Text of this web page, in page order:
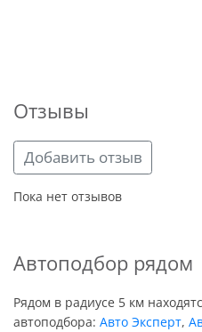
Отзывы
Добавить отзыв
Пока нет отзывов
Автоподбор рядом
Рядом в радиусе 5 км
автоподбора: Авто Эксперт,